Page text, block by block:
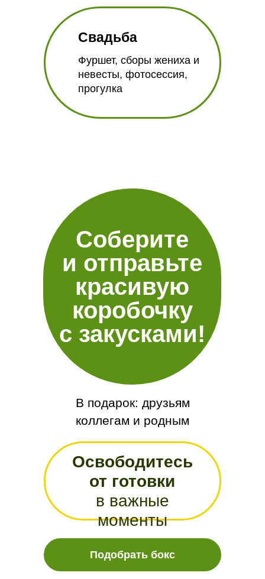
Свадьба
Фуршет, сборы жениха и
невесты, фотосессия,
прогулка
В подарок: друзьям
коллегам и родным
Соберите
и отправьте
красивую
коробочку
с закусками!
Освободитесь
от готовки
в важные
моменты
Подобрать бокс